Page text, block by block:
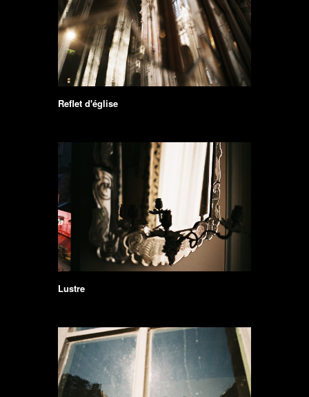
Reflet d'église
Lustre